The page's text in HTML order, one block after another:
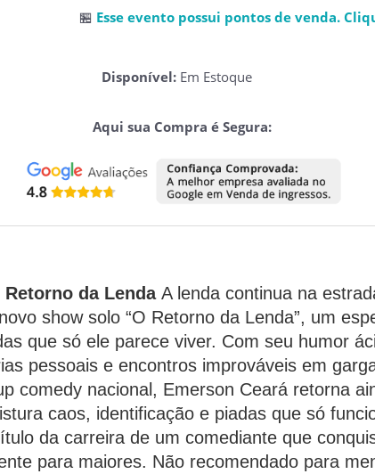
🏪 Esse evento possui pontos de venda.
Disponível: Em Estoque
Aqui sua Compra é Segura:
da Lenda A lenda continua na
show solo “O Retorno da Lenda”, um
que só ele parece viver. Com seu humor
pessoais e encontros improváveis em
comedy nacional, Emerson Ceará retorna
caos, identificação e piadas que só
da carreira de um comediante que
para maiores. Não recomendado para